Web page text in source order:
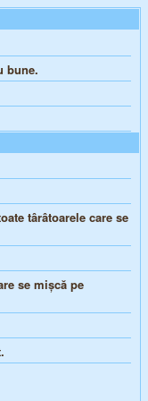
bune.
târâtoarele care se
se mişcă pe